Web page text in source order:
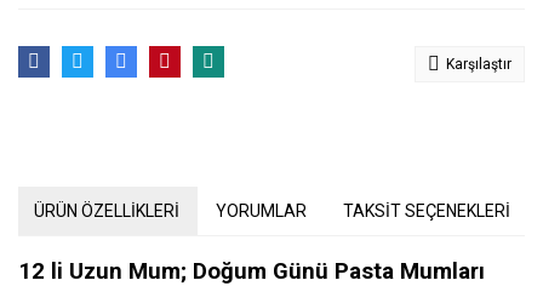
Karşılaştır
ÜRÜN ÖZELLİKLERİ YORUMLAR TAKSİT SEÇENEKLERİ
12 li Uzun Mum; Doğum Günü Pasta Mumları